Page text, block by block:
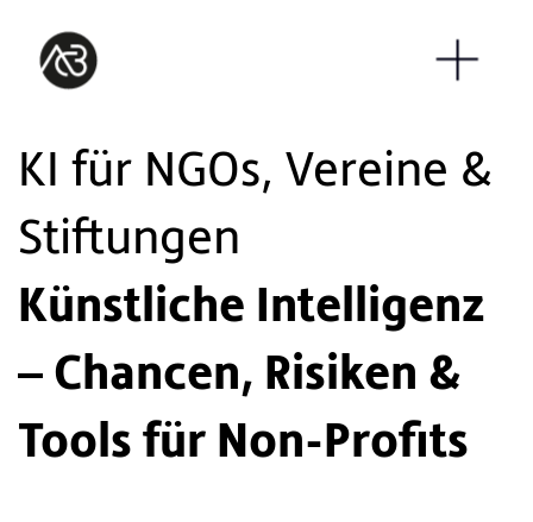
KI für NGOs, Vereine &
Stiftungen
Künstliche Intelligenz
– Chancen, Risiken &
Tools für Non-Profits